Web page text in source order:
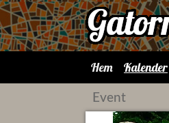
Hem Kalender
Event